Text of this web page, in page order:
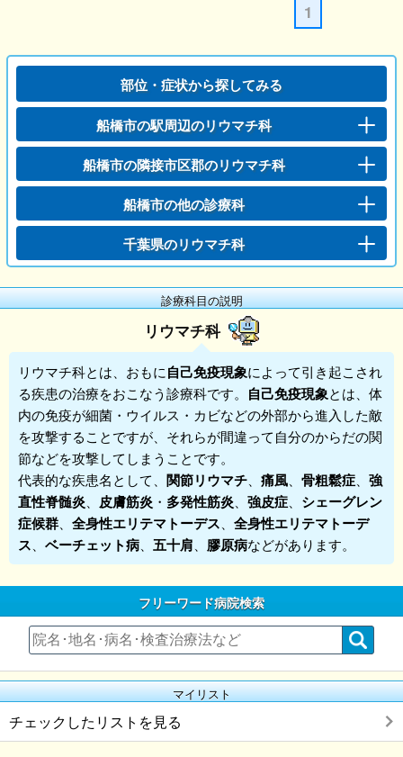
1
部位・症状から探してみる
船橋市の駅周辺のリウマチ科
船橋市の隣接市区郡のリウマチ科
船橋市の他の診療科
千葉県のリウマチ科
診療科目の説明
リウマチ科
リウマチ科とは、おもに自己免疫現象によって引き起こされ
る疾患の治療をおこなう診療科です。 自己免疫現象とは、体
内の免疫が細菌・ウイルス・カビなどの外部から進入した敵
を攻撃することですが、それらが間違って自分のからだの関
節などを攻撃してしまうことです。
代表的な疾患名として、 関節リウマチ 痛風 骨粗鬆症
強
直性脊髄炎
皮膚筋炎 ・ 多発性筋炎 強皮症
シェーグレン
症候群
全身性エリテマトーデス
全身性エリテマトーデ
ス
ベーチェット病 五十肩 膠原病などがあります。
フリーワード病院検索
マイリスト
チェックしたリストを見る